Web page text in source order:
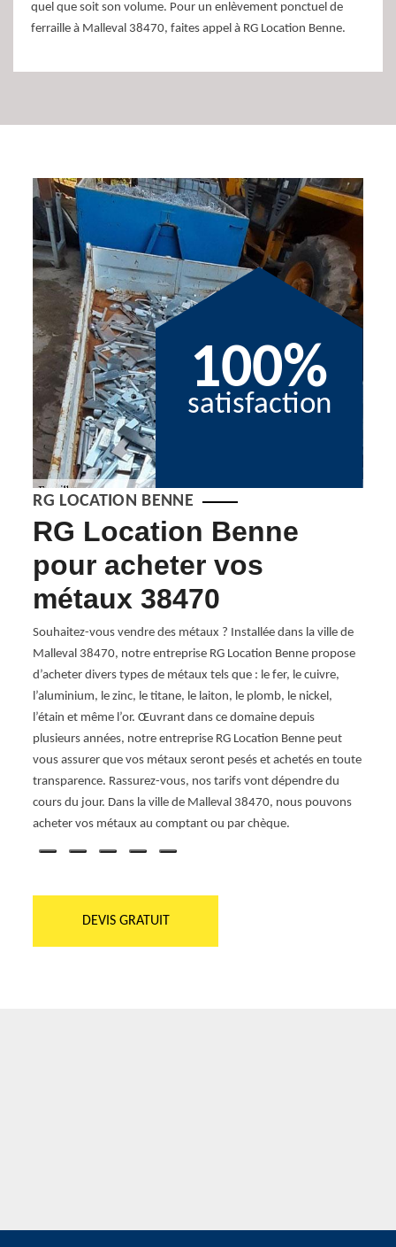
quel que soit son volume. Pour un enlèvement ponctuel de
ferraille à Malleval 38470, faites appel à RG Location Benne.
100%
satisfaction
RG LOCATION BENNE
RG Location Benne
pour acheter vos
métaux 38470
Souhaitez-vous vendre des métaux ? Installée dans la ville de
Malleval 38470, notre entreprise RG Location Benne propose
d’acheter divers types de métaux tels que : le fer, le cuivre,
l’aluminium, le zinc, le titane, le laiton, le plomb, le nickel,
l’étain et même l’or. Œuvrant dans ce domaine depuis
plusieurs années, notre entreprise RG Location Benne peut
vous assurer que vos métaux seront pesés et achetés en toute
transparence. Rassurez-vous, nos tarifs vont dépendre du
cours du jour. Dans la ville de Malleval 38470, nous pouvons
acheter vos métaux au comptant ou par chèque.
DEVIS GRATUIT